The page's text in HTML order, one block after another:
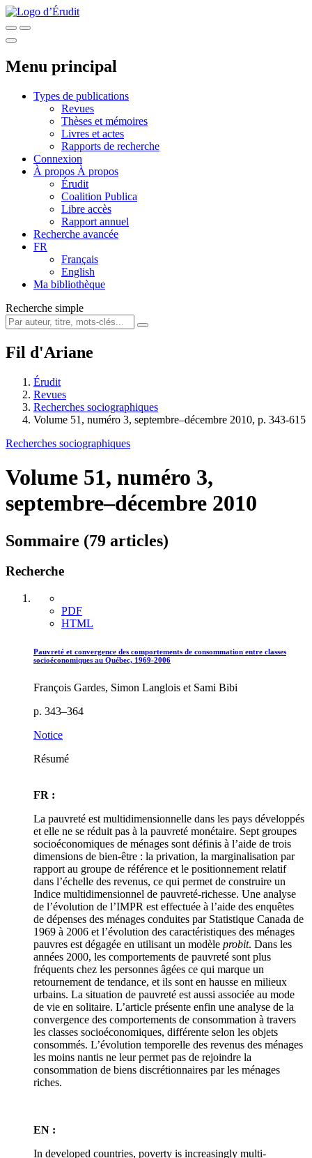
Menu principal
Types de publications
Revues
Thèses et mémoires
Livres et actes
Rapports de recherche
Connexion
À propos À propos
Érudit
Coalition Publica
Libre accès
Rapport annuel
Recherche avancée
FR
Français
English
Ma bibliothèque
Recherche simple
Fil d'Ariane
Érudit
Revues
Recherches sociographiques
Volume 51, numéro 3, septembre–décembre 2010, p. 343-615
Recherches sociographiques
Volume 51, numéro 3,
septembre–décembre 2010
Sommaire (79 articles)
Recherche
PDF
HTML
Pauvreté et convergence des comportements de consommation entre classes
socioéconomiques au Québec, 1969-2006
François Gardes, Simon Langlois et Sami Bibi
p. 343–364
Notice
Résumé
FR :
La pauvreté est multidimensionnelle dans les pays développés
et elle ne se réduit pas à la pauvreté monétaire. Sept groupes
socioéconomiques de ménages sont définis à l’aide de trois
dimensions de bien-être : la privation, la marginalisation par
rapport au groupe de référence et le positionnement relatif
dans l’échelle des revenus, ce qui permet de construire un
Indice multidimensionnel de pauvreté-richesse. Une analyse
de l’évolution de l’IMPR est effectuée à l’aide des enquêtes
de dépenses des ménages conduites par Statistique Canada de
1969 à 2006 et l’évolution des caractéristiques des ménages
pauvres est dégagée en utilisant un modèle probit. Dans les
années 2000, les comportements de pauvreté sont plus
fréquents chez les personnes âgées ce qui marque un
retournement de tendance, et ils sont en hausse en milieux
urbains. La situation de pauvreté est aussi associée au mode
de vie en solitaire. L’article présente enfin une analyse de la
convergence des comportements de consommation à travers
les classes socioéconomiques, différente selon les objets
consommés. L’évolution temporelle des revenus des ménages
les moins nantis ne leur permet pas de rejoindre la
consommation de biens discrétionnaires par les ménages
riches.
EN :
In developed countries, poverty is increasingly multi-